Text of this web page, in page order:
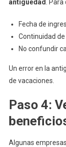
antigüedad
.
Fecha de
Continuidad de
No confundir
Un error en la
de vacaciones.
Paso 4:
Algunas